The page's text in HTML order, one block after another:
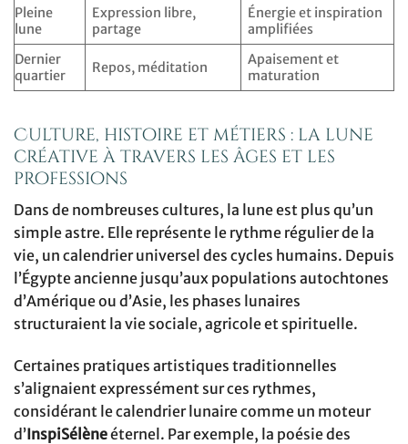
Pleine
lune
Expression libre,
partage
Énergie et inspiration
amplifiées
Dernier
quartier
Repos, méditation
Apaisement et
maturation
Culture, histoire et métiers : la lune
créative à travers les âges et les
professions
Dans de nombreuses cultures, la lune est plus qu’un
simple astre. Elle représente le rythme régulier de la
vie, un calendrier universel des cycles humains. Depuis
l’Égypte ancienne jusqu’aux populations autochtones
d’Amérique ou d’Asie, les phases lunaires
structuraient la vie sociale, agricole et spirituelle.
Certaines pratiques artistiques traditionnelles
s’alignaient expressément sur ces rythmes,
considérant le calendrier lunaire comme un moteur
d’InspiSélèneéternel. Par exemple, la poésie des